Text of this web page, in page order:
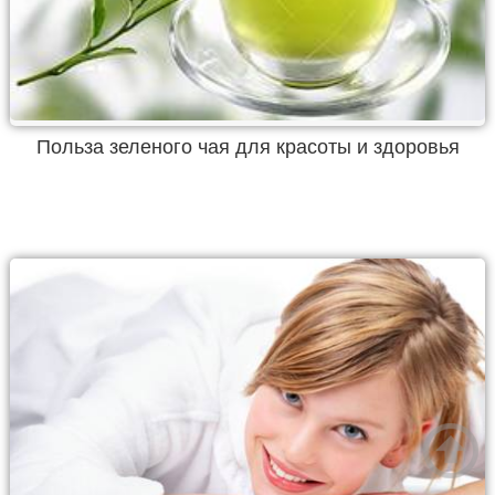
Польза зеленого чая для красоты и здоровья